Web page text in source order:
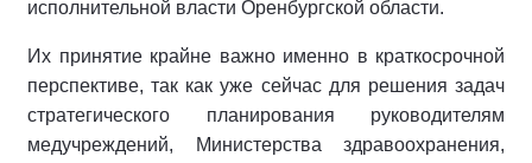
исполнительной власти Оренбургской области.
Их принятие крайне важно именно в краткосрочной
перспективе, так как уже сейчас для решения задач
стратегического планирования руководителям
медучреждений, Министерства здравоохранения,